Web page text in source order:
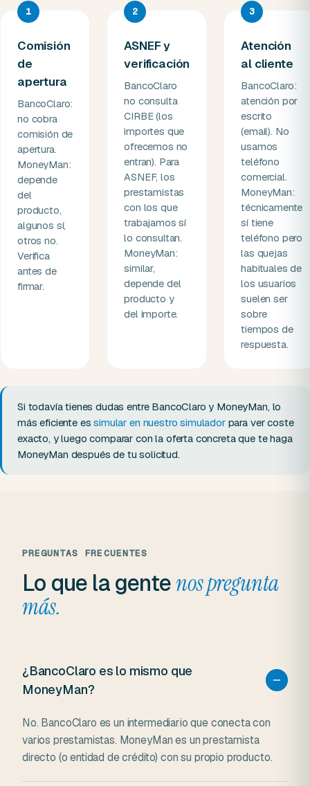
1
Comisión
de
apertura
BancoClaro:
no cobra
comisión de
apertura.
MoneyMan:
depende
del
producto,
algunos sí,
otros no.
Verifica
antes de
firmar.
2
ASNEF y
verificación
BancoClaro
no consulta
CIRBE (los
importes que
ofrecemos no
entran). Para
ASNEF, los
prestamistas
con los que
trabajamos sí
lo consultan.
MoneyMan:
similar,
depende del
producto y
del importe.
3
Atención
al cliente
BancoClaro:
atención por
escrito
(email). No
usamos
teléfono
comercial.
MoneyMan:
técnicamente
sí tiene
teléfono pero
las quejas
habituales de
los usuarios
suelen ser
sobre
tiempos de
respuesta.
Si todavía tienes dudas entre BancoClaro y MoneyMan, lo
más eficiente essimular en nuestro simuladorpara ver coste
exacto, y luego comparar con la oferta concreta que te haga
MoneyMan después de tu solicitud.
PREGUNTAS FRECUENTES
Lo que la gentenos pregunta
más.
¿BancoClaro es lo mismo que
MoneyMan?
No. BancoClaro es un intermediario que conecta con
varios prestamistas. MoneyMan es un prestamista
directo (o entidad de crédito) con su propio producto.